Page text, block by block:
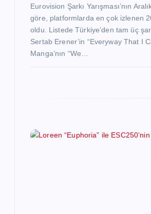
Eurovision Şarkı Yarışması’nın
göre, platformlarda en çok izlenen
oldu. Listede Türkiye’den tam üç
Sertab Erener’in “Everyway That I
Manga’nın “We…